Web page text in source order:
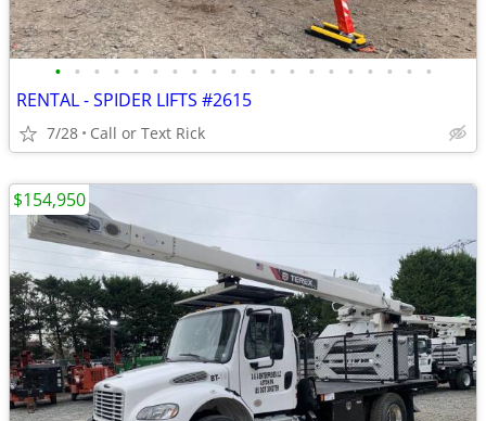
• • • • • • • • • • • • • • • • • • • •
RENTAL - SPIDER LIFTS #2615
7/28 Call or Text Rick
$154,950